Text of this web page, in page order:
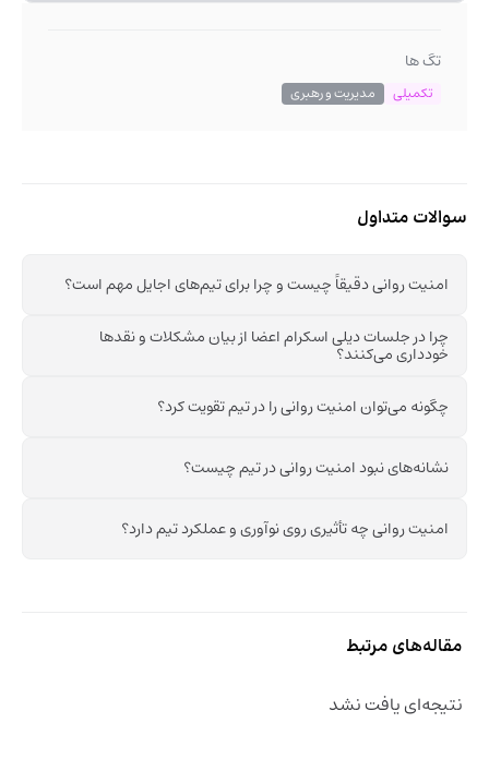
تگ ها
تکمیلی مدیریت و رهبری
سوالات متداول
امنیت روانی دقیقاً چیست و چرا برای تیم‌های اجایل مهم است؟
چرا در جلسات دیلی اسکرام اعضا از بیان مشکلات و نقدها
خودداری می‌کنند؟
چگونه می‌توان امنیت روانی را در تیم تقویت کرد؟
نشانه‌های نبود امنیت روانی در تیم چیست؟
امنیت روانی چه تأثیری روی نوآوری و عملکرد تیم دارد؟
مقاله‌های مرتبط
نتیجه‌ای یافت نشد